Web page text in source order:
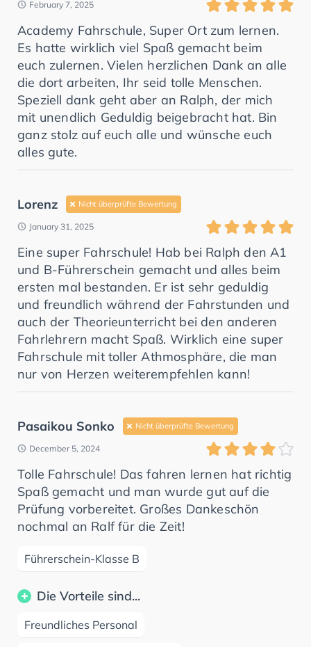
February 7, 2025
Academy Fahrschule, Super Ort zum lernen.
Es hatte wirklich viel Spaß gemacht beim
euch zulernen. Vielen herzlichen Dank an alle
die dort arbeiten, Ihr seid tolle Menschen.
Speziell dank geht aber an Ralph, der mich
mit unendlich Geduldig beigebracht hat. Bin
ganz stolz auf euch alle und wünsche euch
alles gute.
Lorenz Nicht überprüfte Bewertung
January 31, 2025
Eine super Fahrschule! Hab bei Ralph den A1
und B-Führerschein gemacht und alles beim
ersten mal bestanden. Er ist sehr geduldig
und freundlich während der Fahrstunden und
auch der Theorieunterricht bei den anderen
Fahrlehrern macht Spaß. Wirklich eine super
Fahrschule mit toller Athmosphäre, die man
nur von Herzen weiterempfehlen kann!
Pasaikou Sonko Nicht überprüfte Bewertung
December 5, 2024
Tolle Fahrschule! Das fahren lernen hat richtig
Spaß gemacht und man wurde gut auf die
Prüfung vorbereitet. Großes Dankeschön
nochmal an Ralf für die Zeit!
Führerschein-Klasse B
Die Vorteile sind...
Freundliches Personal